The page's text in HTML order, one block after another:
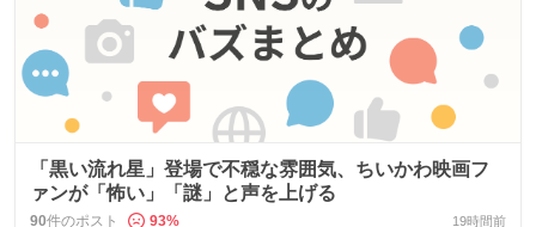
「黒い流れ星」登場で不穏な雰囲気、ちいかわ映画フ
ァンが「怖い」「謎」と声を上げる
90件のポスト 93% 19時間前